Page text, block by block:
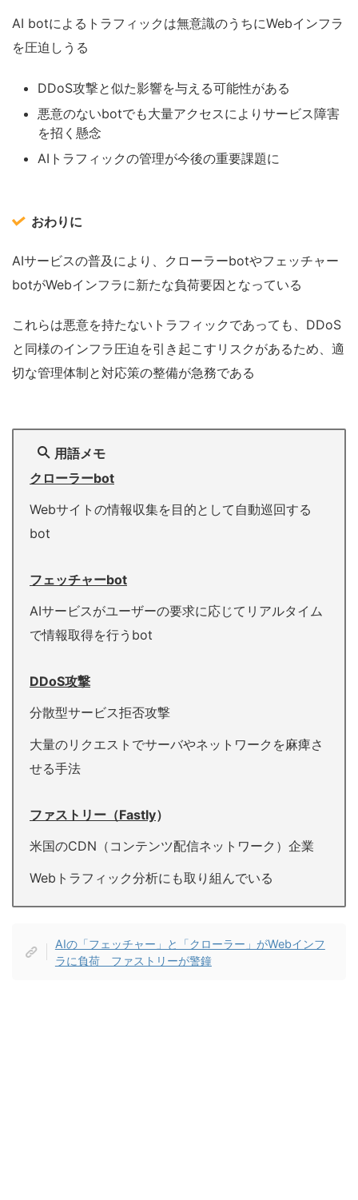
AI botによるトラフィックは無意識のうちにWebインフラ
を圧迫しうる
DDoS攻撃と似た影響を与える可能性がある
悪意のないbotでも大量アクセスによりサービス障害
を招く懸念
AIトラフィックの管理が今後の重要課題に
おわりに
AIサービスの普及により、クローラーbotやフェッチャー
botがWebインフラに新たな負荷要因となっている
これらは悪意を持たないトラフィックであっても、DDoS
と同様のインフラ圧迫を引き起こすリスクがあるため、適
切な管理体制と対応策の整備が急務である
用語メモ
クローラーbot
Webサイトの情報収集を目的として自動巡回する
bot
フェッチャーbot
AIサービスがユーザーの要求に応じてリアルタイム
で情報取得を行うbot
DDoS攻撃
分散型サービス拒否攻撃
大量のリクエストでサーバやネットワークを麻痺さ
せる手法
ファストリー（Fastly）
米国のCDN（コンテンツ配信ネットワーク）企業
Webトラフィック分析にも取り組んでいる
AIの「フェッチャー」と「クローラー」がWebインフ
ラに負荷 ファストリーが警鐘